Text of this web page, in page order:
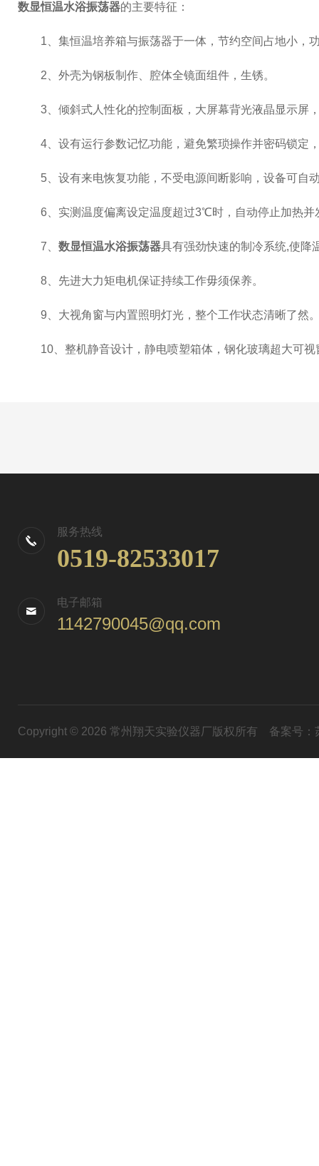
数显恒温水浴振荡器的主要特征：
1、集恒温培养箱与振荡器于一体，节约空间占地小，
2、外壳为钢板制作、腔体全镜面组件，生锈。
3、倾斜式人性化的控制面板，大屏幕背光液晶显示屏
4、设有运行参数记忆功能，避免繁琐操作并密码锁定
5、设有来电恢复功能，不受电源间断影响，设备可自
6、实测温度偏离设定温度超过3℃时，自动停止加热并
7、 数显恒温水浴振荡器具有强劲快速的制冷系统,使降
8、先进大力矩电机保证持续工作毋须保养。
9、大视角窗与内置照明灯光，整个工作状态清晰了然
10、整机静音设计，静电喷塑箱体，钢化玻璃超大可视
服务热线
0519-82533017
电子邮箱
1142790045@qq.com
Copyright © 2026 常州翔天实验仪器厂版权所有 备案号：